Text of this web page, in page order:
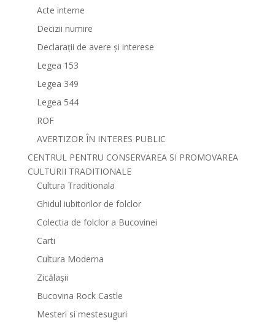
Acte interne
Decizii numire
Declarații de avere și interese
Legea 153
Legea 349
Legea 544
ROF
AVERTIZOR ÎN INTERES PUBLIC
CENTRUL PENTRU CONSERVAREA SI PROMOVAREA
CULTURII TRADITIONALE
Cultura Traditionala
Ghidul iubitorilor de folclor
Colectia de folclor a Bucovinei
Carti
Cultura Moderna
Zicălașii
Bucovina Rock Castle
Mesteri si mestesuguri